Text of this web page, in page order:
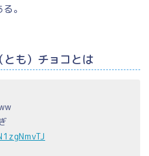
。
も）チョコとは